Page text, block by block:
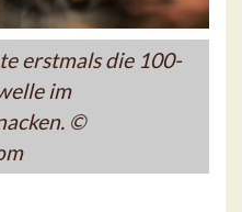
erstmals die 100-
im
©